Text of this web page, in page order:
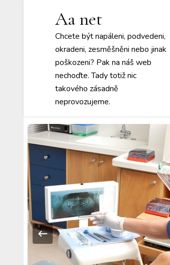
Aa net
Chcete být napáleni, podvedeni,
okradeni, zesměšněni nebo jinak
poškozeni? Pak na náš web
nechoďte. Tady totiž nic
takového zásadně
neprovozujeme.